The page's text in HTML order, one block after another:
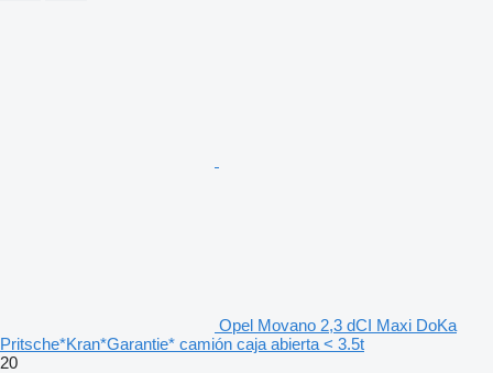
Opel Movano 2,3 dCI Maxi DoKa
Pritsche*Kran*Garantie* camión caja abierta < 3.5t
20